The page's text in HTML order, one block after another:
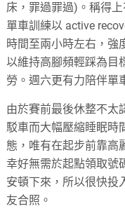
床，罪過罪過)。稱得
單車訓練以 active
時間至兩小時左右，強
以維持高腳頻輕踩為目
勞。週六更有力陪伴
由於賽前最後休整不太
駁車而大幅壓縮睡眠時
態，唯有在起步前靠高
幸好無需於起點領取號
安頓下來，所以很快投
友合照。